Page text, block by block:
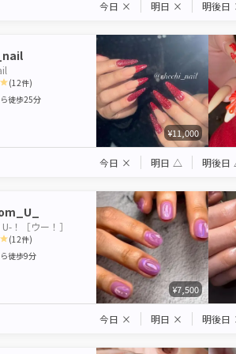
今日 × 明日 × 明後日
(12件)
徒歩25分
¥11,000
今日 × 明日 △ 明後日
！［ウー！］
(12件)
徒歩9分
¥7,500
今日 × 明日 × 明後日